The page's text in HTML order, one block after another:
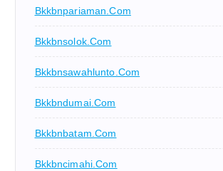
Bkkbnpariaman.com
Bkkbnsolok.com
Bkkbnsawahlunto.com
Bkkbndumai.com
Bkkbnbatam.com
Bkkbncimahi.com